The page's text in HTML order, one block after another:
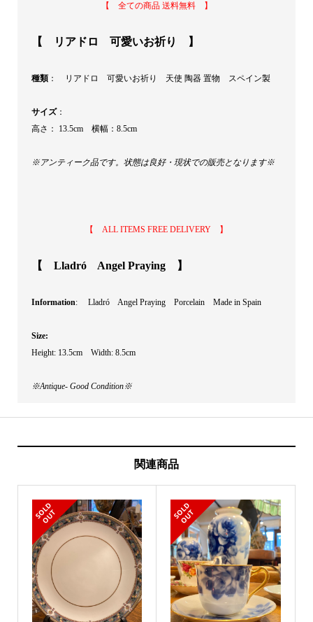
【 全ての商品 送料無料 】
【 リアドロ 可愛いお祈り 】
種類： リアドロ 可愛いお祈り 天使 陶器 置物 スペイン製
サイズ：
高さ： 13.5cm 横幅：8.5cm
※アンティーク品です。状態は良好・現状での販売となります※
【 ALL ITEMS FREE DELIVERY 】
【 Lladró Angel Praying 】
Information: Lladró Angel Praying Porcelain Made in Spain
Size:
Height: 13.5cm Width: 8.5cm
※Antique- Good Condition※
関連商品
S
O
L
D
O
U
T S
O
L
D
O
U
T